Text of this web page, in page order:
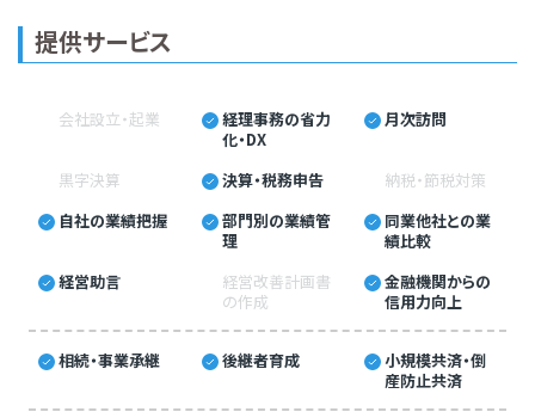
提供サービス
会社設立・起業
経理事務の省力
化・DX
月次訪問
黒字決算 決算・税務申告
納税・節税対策
自社の業績把握
部門別の業績管
理
同業他社との業
績比較
経営助言
経営改善計画書
の作成
金融機関からの
信用力向上
相続・事業承継 後継者育成
小規模共済・倒
産防止共済